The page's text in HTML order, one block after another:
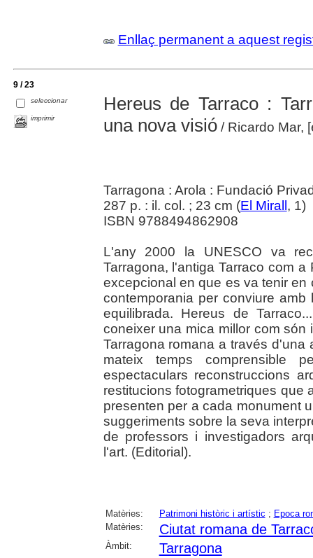
Enllaç permanent a aquest
9 / 23
seleccionar
imprimir
Hereus de Tarraco :
una nova visió/ Ricardo Mar,
Tarragona : Arola : Fundació
287 p. : il. col. ; 23 cm (El Mirall , 1)
ISBN 9788494862908
L'any 2000 la UNESCO va
Tarragona, l'antiga Tarraco com
excepcional en que es va tenir
contemporania per conviure
equilibrada. Hereus de
coneixer una mica millor com
Tarragona romana a través d'una
mateix temps comprensible
espectaculars reconstruccions
restitucions fotogrametriques que
presenten per a cada monument
suggeriments sobre la seva
de professors i investigadors
l'art. (Editorial).
Matèries: Patrimoni històric i artístic ; Epoca
Matèries:
Ciutat romana de
Àmbit: Tarragona